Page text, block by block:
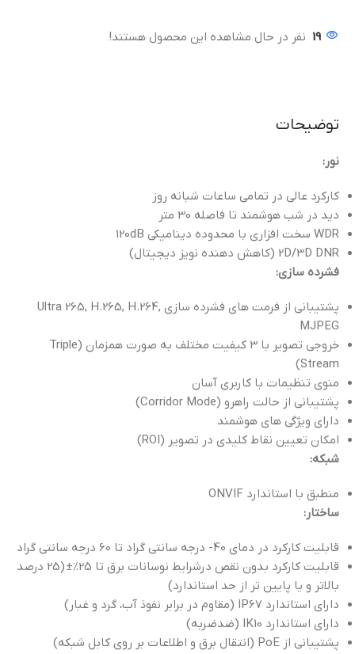
19 نفر در حال مشاهده این محصول هستند!
توضیحات
نور:
کارکرد عالی در تمامی ساعات شبانه روز
دید در شب هوشمند تا فاصله 30 متر
WDR سخت افزاری با محدوده دینامیکی 120dB
2D/3D DNR (کاهش دهنده نویز دیجیتال)
فشرده سازی:
پشتیبانی از فرمت های فشرده سازی Ultra 265, H.265, H.264,
MJPEG
خروجی تصویر با 3 کیفیت مختلف به صورت همزمان (Triple
Stream)
منوی تنظیمات با کاربری آسان
پشتیبانی از حالت راهرو (Corridor Mode)
دارای ویژگی های هوشمند
امکان تعيين نقاط کليدي در تصوير (ROI)
شبکه:
منطبق با استاندارد ONVIF
ساختار:
قابلیت کارکرد در دمای 40- درجه سانتی گراد تا 60 درجه سانتی گراد
قابلیت کارکرد بدون نقص درشرایط نوسانات برق تا 25%± (25 درصد
بالاتر و یا پایین تر از حد استاندارد)
دارای استاندارد IP67 (مقاوم در برابر نفوذ آب، گرد و غبار)
دارای استاندارد IK10 (ضدضربه)
پشتیبانی از PoE (انتقال برق و اطلاعات بر روی کابل شبکه)